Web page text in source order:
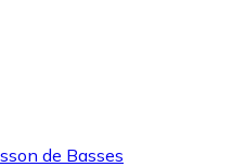
de Basses